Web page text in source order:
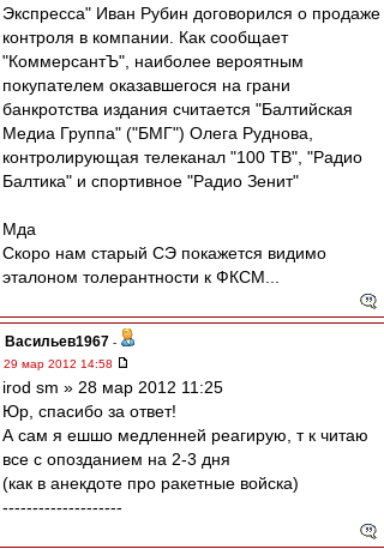
Экспресса" Иван Рубин договорился о продаже
контроля в компании. Как сообщает
"КоммерсантЪ", наиболее вероятным
покупателем оказавшегося на грани
банкротства издания считается "Балтийская
Медиа Группа" ("БМГ") Олега Руднова,
контролирующая телеканал "100 ТВ", "Радио
Балтика" и спортивное "Радио Зенит"
Мда
Скоро нам старый СЭ покажется видимо
эталоном толерантности к ФКСМ...
Васильев1967 -
29 мар 2012 14:58
irod sm » 28 мар 2012 11:25
Юр, спасибо за ответ!
А сам я ешшо медленней реагирую, т к читаю
все с опозданием на 2-3 дня
(как в анекдоте про ракетные войска)
--------------------